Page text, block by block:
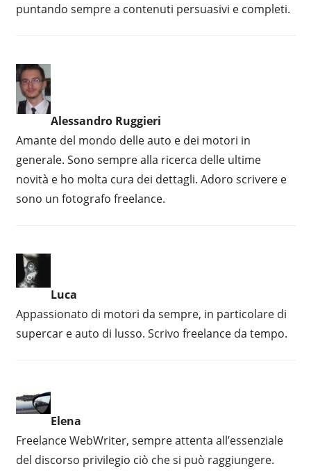
puntando sempre a contenuti persuasivi e completi.
Alessandro Ruggieri
Amante del mondo delle auto e dei motori in
generale. Sono sempre alla ricerca delle ultime
novità e ho molta cura dei dettagli. Adoro scrivere e
sono un fotografo freelance.
Luca
Appassionato di motori da sempre, in particolare di
supercar e auto di lusso. Scrivo freelance da tempo.
Elena
Freelance WebWriter, sempre attenta all’essenziale
del discorso privilegio ciò che si può raggiungere.